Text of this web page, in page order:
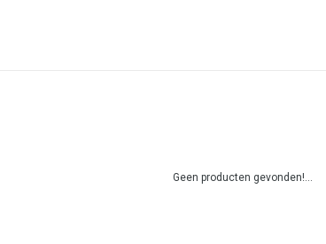
Geen producten gevonden!...